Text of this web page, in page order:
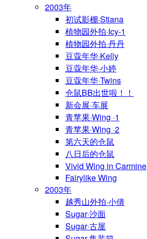
2003年
初试影棚·Stiana
植物园外拍·Icy-1
植物园外拍·丹丹
豆蔻年华·Kelly
豆蔻年华·小婷
豆蔻年华·Twins
仓鼠BB出世啦！！
新会展·车展
青苹果·Wing ·1
青苹果·Wing ·2
第六天的仓鼠
八日后的仓鼠
Vivid Wing in Carmine
Fairylike Wing
2003年
越秀山外拍·小倩
Sugar·沙面
Sugar·古屋